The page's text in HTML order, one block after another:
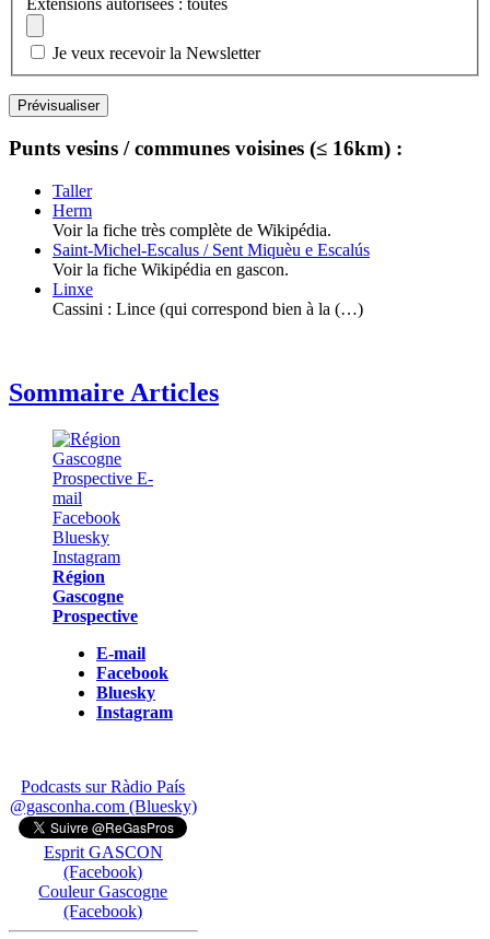
Je veux recevoir la Newsletter
Punts vesins / communes voisines (≤ 16km) :
Taller
Herm
Voir la fiche très complète de Wikipédia.
Saint-Michel-Escalus / Sent Miquèu e Escalús
Voir la fiche Wikipédia en gascon.
Linxe
Cassini : Lince (qui correspond bien à la (…)
Sommaire Articles
Région
Gascogne
Prospective
E-mail
Facebook
Bluesky
Instagram
Podcasts sur Ràdio País
@gasconha.com (Bluesky)
Esprit GASCON
(Facebook)
Couleur Gascogne
(Facebook)